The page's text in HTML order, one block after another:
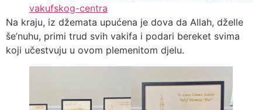
vakufskog-centra
Na kraju, iz džemata upućena je dova da Allah, dželle
še’nuhu, primi trud svih vakifa i podari bereket svima
koji učestvuju u ovom plemenitom djelu.